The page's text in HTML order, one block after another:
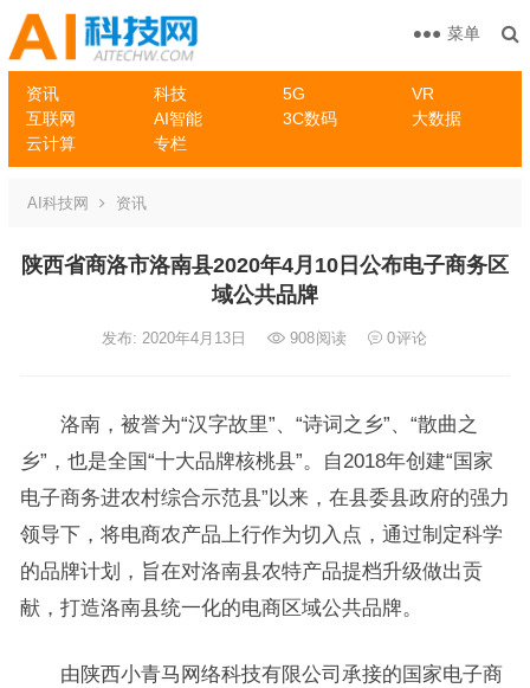
资讯 科技 5G
VR
互联网
AI智能 3C数码
大数据
云计算
专栏
菜单
AI科技网 资讯
陕西省商洛市洛南县2020年4月10日公布电子商务区
域公共品牌
发布: 2020年4月13日 908阅读 0评论
洛南，被誉为“汉字故里”、“诗词之乡”、“散曲之
乡”，也是全国“十大品牌核桃县”。自2018年创建“国家
电子商务进农村综合示范县”以来，在县委县政府的强力
领导下，将电商农产品上行作为切入点，通过制定科学
的品牌计划，旨在对洛南县农特产品提档升级做出贡
献，打造洛南县统一化的电商区域公共品牌。
由陕西小青马网络科技有限公司承接的国家电子商